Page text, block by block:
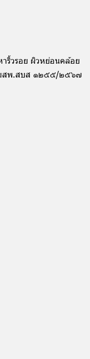
ริ้วรอย ผิวหย่อนคล้อย
สพ.สบส ๑๒๕๕/๒๕๖๗